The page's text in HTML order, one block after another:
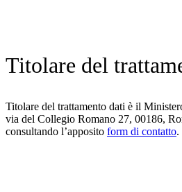
Titolare del
Titolare del trattamento dati è il
via del Collegio Romano 27, 00186,
consultando l’apposito form di contatto.